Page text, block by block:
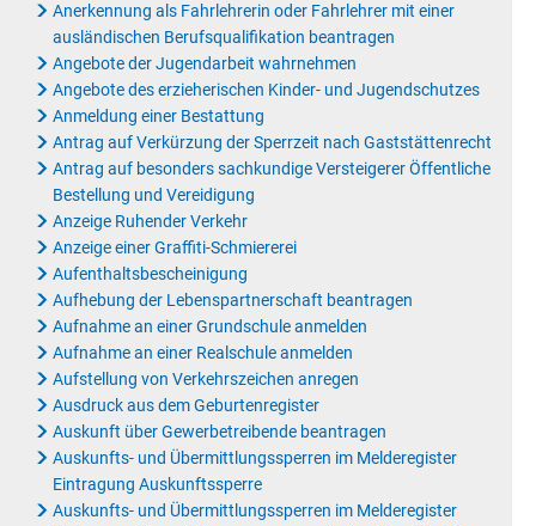
Anerkennung als Fahrlehrerin oder Fahrlehrer mit einer
ausländischen Berufsqualifikation beantragen
Angebote der Jugendarbeit wahrnehmen
Angebote des erzieherischen Kinder- und Jugendschutzes
Anmeldung einer Bestattung
Antrag auf Verkürzung der Sperrzeit nach Gaststättenrecht
Antrag auf besonders sachkundige Versteigerer Öffentliche
Bestellung und Vereidigung
Anzeige Ruhender Verkehr
Anzeige einer Graffiti-Schmiererei
Aufenthaltsbescheinigung
Aufhebung der Lebenspartnerschaft beantragen
Aufnahme an einer Grundschule anmelden
Aufnahme an einer Realschule anmelden
Aufstellung von Verkehrszeichen anregen
Ausdruck aus dem Geburtenregister
Auskunft über Gewerbetreibende beantragen
Auskunfts- und Übermittlungssperren im Melderegister
Eintragung Auskunftssperre
Auskunfts- und Übermittlungssperren im Melderegister